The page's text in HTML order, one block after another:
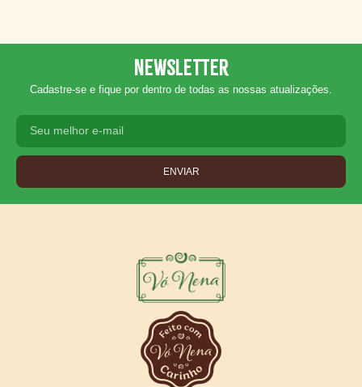
Newsletter
Cadastre-se e fique por dentro de todas as nossas atualizações.
ENVIAR